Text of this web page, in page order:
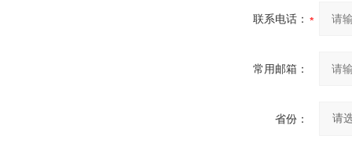
联系电话：
常用邮箱：
省份：